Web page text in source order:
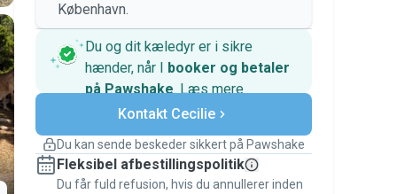
København.
Du og dit kæledyr er i sikre
hænder, når I booker og betaler
på Pawshake. Læs mere
Sikre betalinger
Support, hvis planerne ændrer
Dækkede bookinger
Hold alt på Pawshake – fra den første
besked til betalingen – for at være dækket
Kontakt Cecilie
Du kan sende beskeder sikkert på Pawshake
Fleksibel afbestillingspolitik
Du får fuld refusion, hvis du annullerer inden